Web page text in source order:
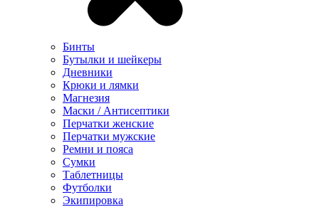
Бинты
Бутылки и шейкеры
Дневники
Крюки и лямки
Магнезия
Маски / Антисептики
Перчатки женские
Перчатки мужские
Ремни и пояса
Сумки
Таблетницы
Футболки
Экипировка